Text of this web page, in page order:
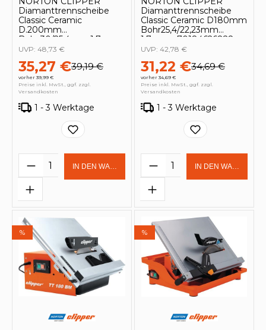
Diamanttrennscheibe
Classic Ceramic
D.200mm
Bohr.30/25,4mm 1,7mm -
70184626829
35,27 €39,19 €
vorher 39,99 €
UVP: 48,73 €
Preise inkl. MwSt., ggf. zzgl.
Versandkosten
1 - 3 Werktage
Produkt Anzahl: Gib den
IN DEN WARENKORB
Diamanttrennscheibe
Classic Ceramic D180mm
Bohr25,4/22,23mm
1,7mm - 70184626828
31,22 €34,69 €
vorher 34,69 €
UVP: 42,78 €
Preise inkl. MwSt., ggf. zzgl.
Versandkosten
1 - 3 Werktage
Produkt Anzahl:
IN DEN
% %